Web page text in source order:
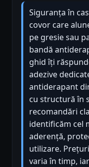
Siguranța în
covor care
pe gresie sau
bandă
ghid îți
adezive
antiderapant
cu structură în
recomandări
identificăm cel
aderență,
utilizare.
varia în timp,